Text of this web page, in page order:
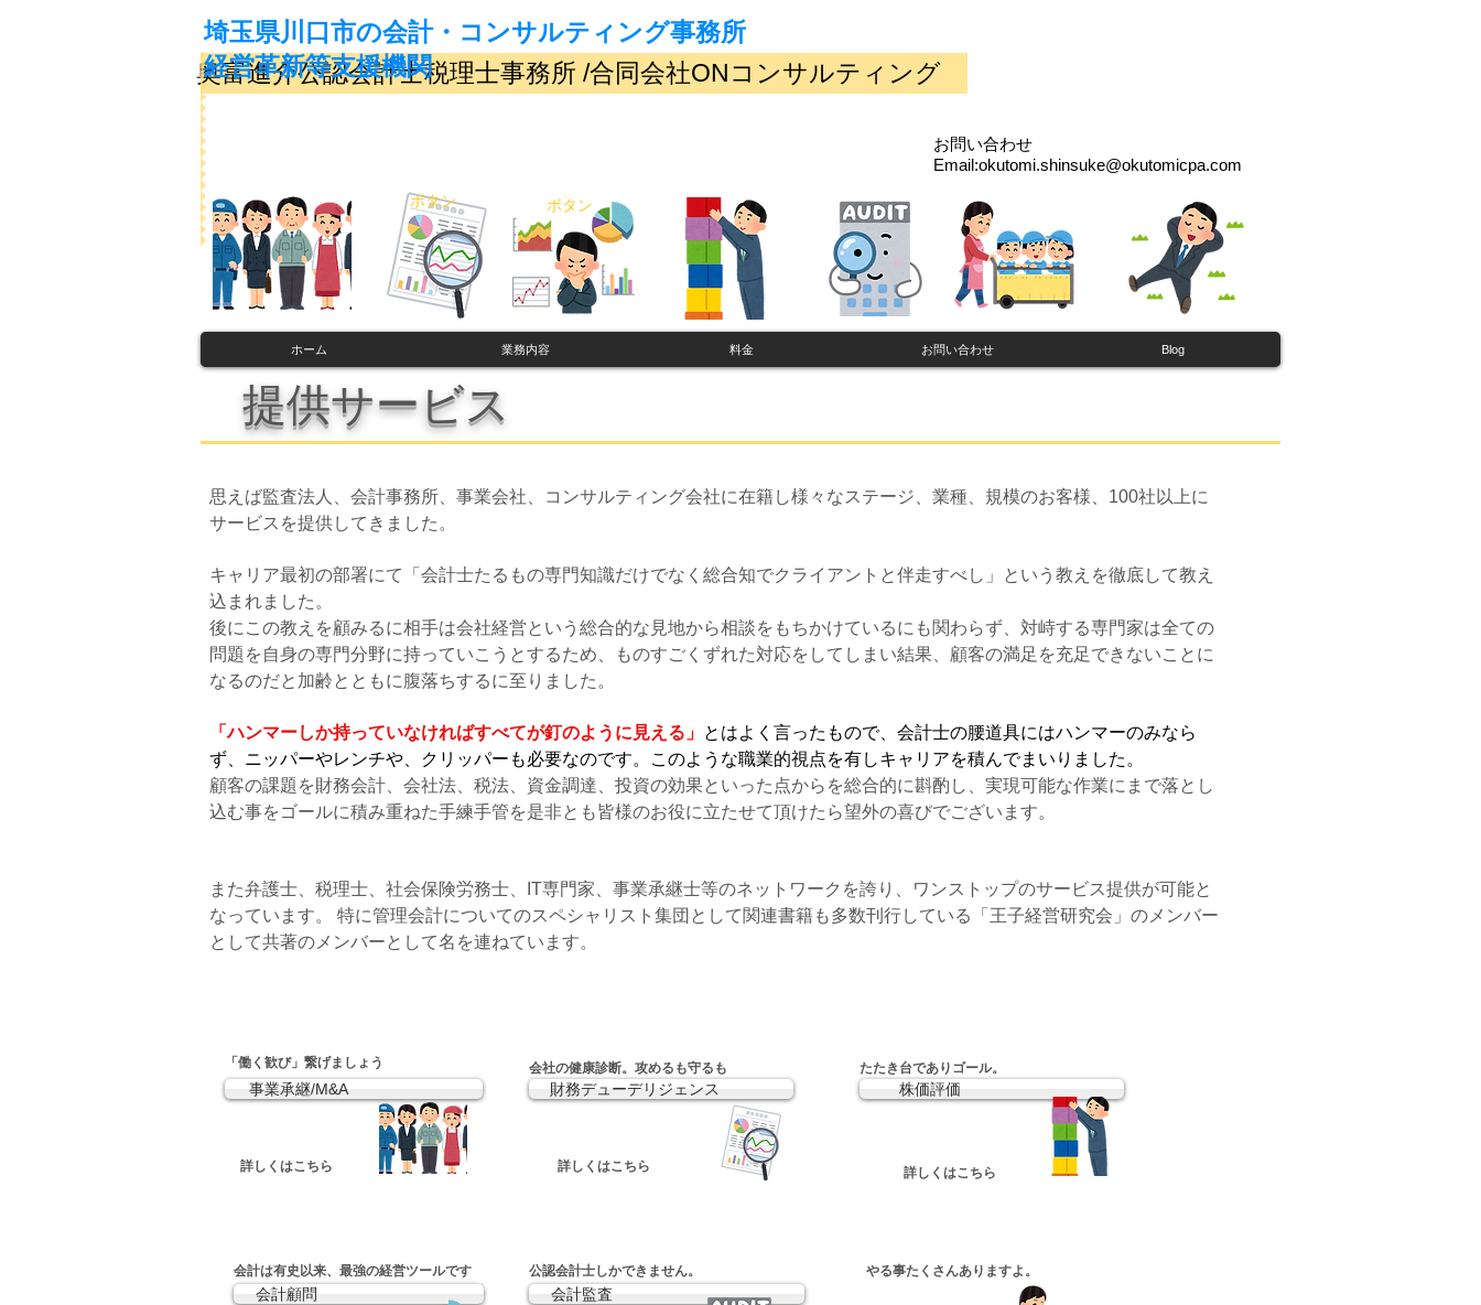
奥富進介公認会計士税理士事務所 /合同会社ONコンサルティング
埼玉県川口市の会計・コンサルティング事務所
​経営革新等支援機関
お問い合わせ
​Email:okutomi.shinsuke@okutomicpa.com
ボタン ボタン
ホーム 業務内容 料金 お問い合わせ Blog
​提供サービス
​思えば監査法人、会計事務所、事業会社、コンサルティング会社に在籍し様々なステージ、業種、規模のお客様、100社以上に
サービスを提供してきました。
キャリア最初の部署にて「会計士たるもの専門知識だけでなく総合知でクライアントと伴走すべし」という教えを徹底して教え
込まれました。
後にこの教えを顧みるに相手は会社経営という総合的な見地から相談をもちかけているにも関わらず、対峙する専門家は全ての
問題を自身の専門分野に持っていこうとするため、ものすごくずれた対応をしてしまい結果、顧客の満足を充足できないことに
なるのだと加齢とともに腹落ちするに至りました。
「ハンマーしか持っていなければすべてが釘のように見える」 とはよく言ったもので、会計士の腰道具にはハンマーのみなら
ず、ニッパーやレンチや、クリッパーも必要なのです。このような職業的視点を有しキャリアを積んでまいりました。
顧客の課題を財務会計、会社法、税法、資金調達、投資の効果といった点からを総合的に斟酌し、実現可能な作業にまで落とし
込む事をゴールに積み重ねた手練手管を​是非とも皆様のお役に立たせて頂けたら望外の喜びでございます。
​また弁護士、税理士、社会保険労務士、IT専門家、事業承継士等のネットワークを誇り、ワンストップのサービス提供が可能と
なっています。 特に管理会計についてのスペシャリスト集団として関連書籍も多数刊行している「王子経営研究会」のメンバー
として共著のメンバーとして名を連ねています。
「働く歓び」繋げましょう
事業承継/M&A
​詳しくはこちら
​会社の健康診断。攻めるも守るも
財務デューデリジェンス
​詳しくはこちら
​会計は有史以来、最強の経営ツールです
会計顧問
​公認会計士しかできません。
会計監査
​たたき台でありゴール。
株価評価
​詳しくはこちら
​やる事たくさんありますよ。